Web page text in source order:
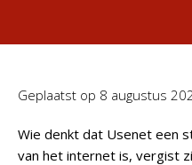
Geplaatst op 8 augustus
Wie denkt dat Usenet een
van het internet is, vergist